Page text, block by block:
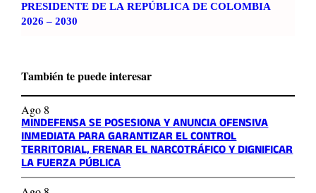
PRESIDENTE DE LA REPÚBLICA DE COLOMBIA
2026 – 2030
También te puede interesar
Ago 8
MINDEFENSA SE POSESIONA Y ANUNCIA OFENSIVA
INMEDIATA PARA GARANTIZAR EL CONTROL
TERRITORIAL, FRENAR EL NARCOTRÁFICO Y DIGNIFICAR
LA FUERZA PÚBLICA